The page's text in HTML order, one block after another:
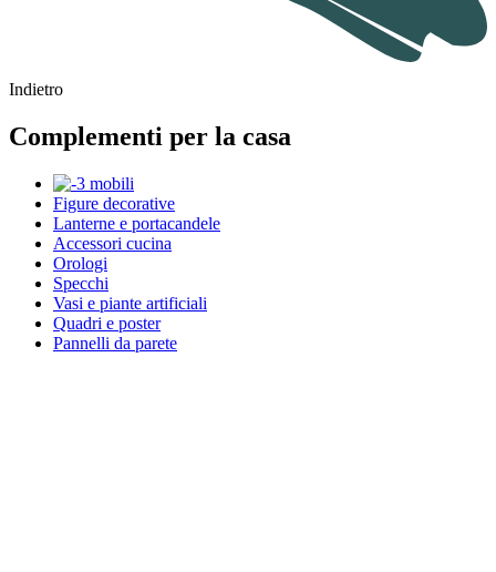
Indietro
Complementi per la casa
Figure decorative
Lanterne e portacandele
Accessori cucina
Orologi
Specchi
Vasi e piante artificiali
Quadri e poster
Pannelli da parete